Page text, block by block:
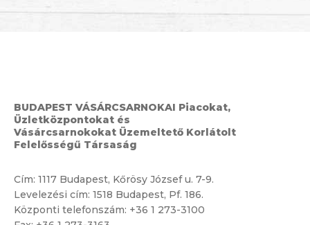
BUDAPEST VÁSÁRCSARNOKAI Piacokat,
Üzletközpontokat és
Vásárcsarnokokat Üzemeltető Korlátolt
Felelősségű Társaság
Cím: 1117 Budapest, Kőrösy József u. 7-9.
Levelezési cím: 1518 Budapest, Pf. 186.
Központi telefonszám: +36 1 273-3100